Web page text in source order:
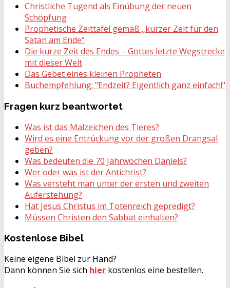
Christliche Tugend als Einübung der neuen
Schöpfung
Prophetische Zeittafel gemäß „kurzer Zeit für den
Satan am Ende“
Die kurze Zeit des Endes – Gottes letzte Wegstrecke
mit dieser Welt
Das Gebet eines kleinen Propheten
Buchempfehlung: "Endzeit? Eigentlich ganz einfach!"
Fragen kurz beantwortet
Was ist das Malzeichen des Tieres?
Wird es eine Entrückung vor der großen Drangsal
geben?
Was bedeuten die 70 Jahrwochen Daniels?
Wer oder was ist der Antichrist?
Was versteht man unter der ersten und zweiten
Auferstehung?
Hat Jesus Christus im Totenreich gepredigt?
Müssen Christen den Sabbat einhalten?
Kostenlose Bibel
Keine eigene Bibel zur Hand?
Dann können Sie sich hier kostenlos eine bestellen.